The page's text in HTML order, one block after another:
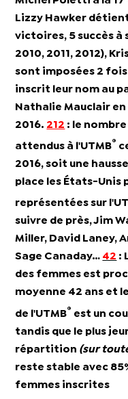
Lizzy Hawker
victoires, 5 succès
2010, 2011, 2012),
sont imposées 2
inscrit leur nom au
Nathalie Mauclair en
2016. 212 : le nombre
attendus à l'UTMB®
2016, soit une
place les États-Unis
représentées sur
suivre de près,Jim
Miller, David Laney,
Sage Canaday… 42 :
des femmes est
moyenne 42 ans et
de l'UTMB® est un
tandis que le plus
répartition (sur
reste stable avec
femmes inscrites